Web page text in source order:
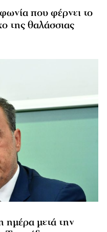
που φέρνει το
της θαλάσσιας
ημέρα μετά την